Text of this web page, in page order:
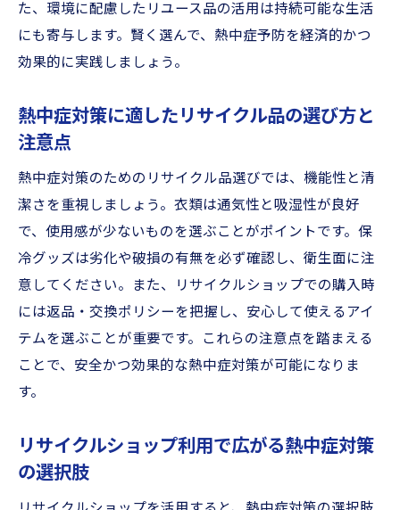
た、環境に配慮したリユース品の活用は持続可能な生活
にも寄与します。賢く選んで、熱中症予防を経済的かつ
効果的に実践しましょう。
熱中症対策に適したリサイクル品の選び方と
注意点
熱中症対策のためのリサイクル品選びでは、機能性と清
潔さを重視しましょう。衣類は通気性と吸湿性が良好
で、使用感が少ないものを選ぶことがポイントです。保
冷グッズは劣化や破損の有無を必ず確認し、衛生面に注
意してください。また、リサイクルショップでの購入時
には返品・交換ポリシーを把握し、安心して使えるアイ
テムを選ぶことが重要です。これらの注意点を踏まえる
ことで、安全かつ効果的な熱中症対策が可能になりま
す。
リサイクルショップ利用で広がる熱中症対策
の選択肢